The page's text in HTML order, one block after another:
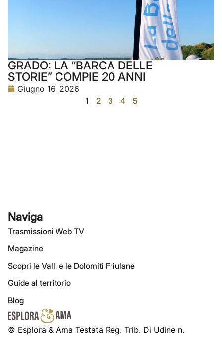
GRADO: LA “BARCA DELLE
STORIE” COMPIE 20 ANNI
Giugno 16, 2026
1
2 3 4 5
Naviga
Trasmissioni Web TV
Magazine
Scopri le Valli e le Dolomiti Friulane
Guide al territorio
Blog
© Esplora & Ama Testata Reg. Trib. Di Udine n.